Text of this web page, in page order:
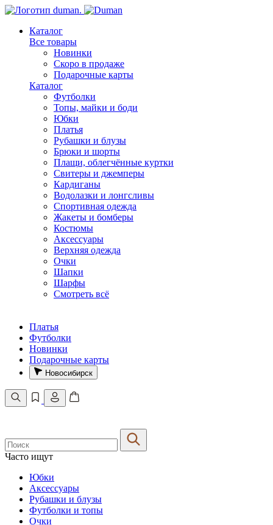
Каталог
Все товары
Новинки
Скоро в продаже
Подарочные карты
Каталог
Футболки
Топы, майки и боди
Юбки
Платья
Рубашки и блузы
Брюки и шорты
Плащи, облегчённые куртки
Свитеры и джемперы
Кардиганы
Водолазки и лонгсливы
Спортивная одежда
Жакеты и бомберы
Костюмы
Аксессуары
Верхняя одежда
Очки
Шапки
Шарфы
Смотреть всё
Платья
Футболки
Новинки
Подарочные карты
Новосибирск
Часто ищут
Юбки
Аксессуары
Рубашки и блузы
Футболки и топы
Очки